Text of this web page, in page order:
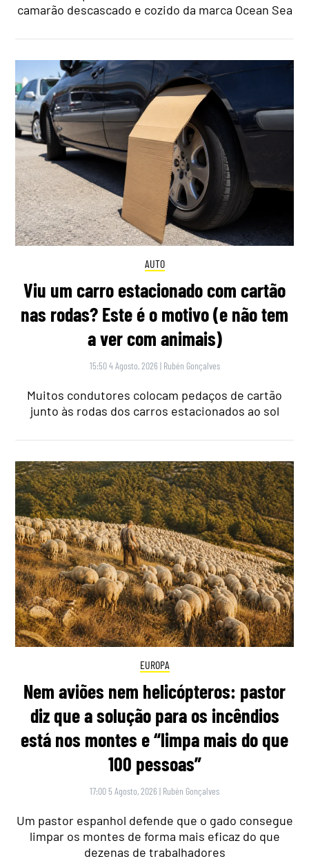
camarão descascado e cozido da marca Ocean Sea
AUTO
Viu um carro estacionado com cartão
nas rodas? Este é o motivo (e não tem
a ver com animais)
15:50 4 Agosto, 2026 | Rubén Gonçalves
Muitos condutores colocam pedaços de cartão
junto às rodas dos carros estacionados ao sol
EUROPA
Nem aviões nem helicópteros: pastor
diz que a solução para os incêndios
está nos montes e “limpa mais do que
100 pessoas”
17:00 5 Agosto, 2026 | Rubén Gonçalves
Um pastor espanhol defende que o gado consegue
limpar os montes de forma mais eficaz do que
dezenas de trabalhadores